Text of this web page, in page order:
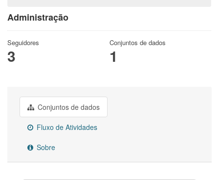
Administração
Seguidores
3
Conjuntos de dados
1
Conjuntos de dados
Fluxo de Atividades
Sobre